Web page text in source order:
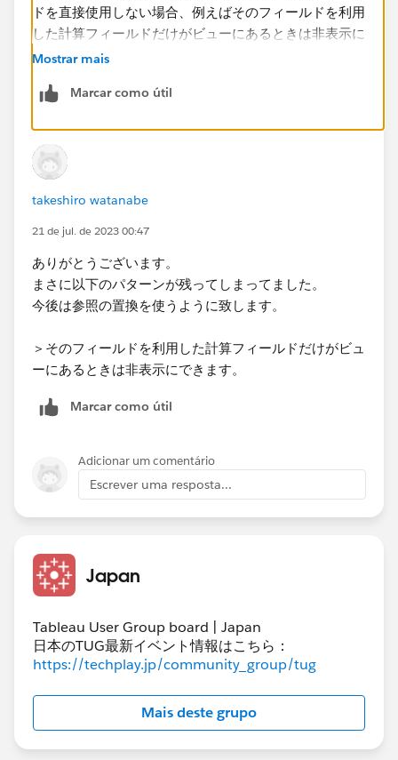
ドを直接使用しない場合、例えばそのフィールドを利用
した計算フィールドだけがビューにあるときは非表示に
できます。
② 確実に差し替えるのであれば参照の置換を使うこと
ールドが使えなくなるわけではないので、将来使う可能
性が残っていても置き換え可能です。
Mostrar mais
Marcar como útil
takeshiro watanabe
21 de jul. de 2023 00:47
ありがとうございます。
まさに以下のパターンが残ってしまってました。
今後は参照の置換を使うように致します。
＞そのフィールドを利用した計算フィールドだけがビュ
ーにあるときは非表示にできます。
Marcar como útil
Adicionar um comentário
Escrever uma resposta...
Japan
Tableau User Group board | Japan
日本のTUG最新イベント情報はこちら：
https://techplay.jp/community_group/tug
Mais deste grupo